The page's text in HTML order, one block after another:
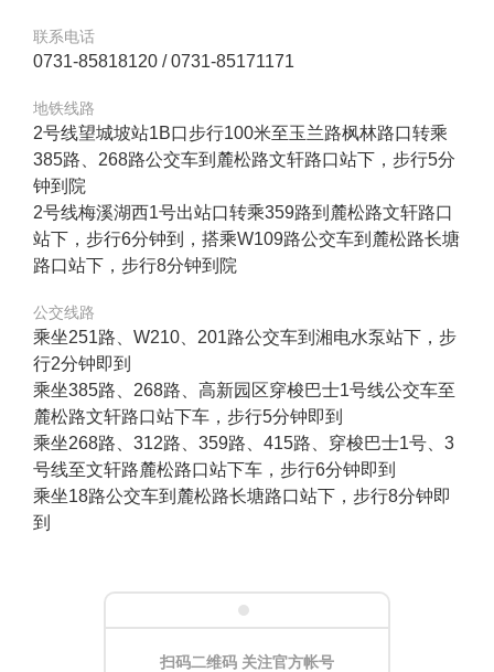
联系电话
0731-85818120 / 0731-85171171
地铁线路
2号线望城坡站1B口步行100米至玉兰路枫林路口转乘
385路、268路公交车到麓松路文轩路口站下，步行5分
钟到院
2号线梅溪湖西1号出站口转乘359路到麓松路文轩路口
站下，步行6分钟到，搭乘W109路公交车到麓松路长塘
路口站下，步行8分钟到院
公交线路
乘坐251路、W210、201路公交车到湘电水泵站下，步
行2分钟即到
乘坐385路、268路、高新园区穿梭巴士1号线公交车至
麓松路文轩路口站下车，步行5分钟即到
乘坐268路、312路、359路、415路、穿梭巴士1号、3
号线至文轩路麓松路口站下车，步行6分钟即到
乘坐18路公交车到麓松路长塘路口站下，步行8分钟即
到
扫码二维码 关注官方帐号